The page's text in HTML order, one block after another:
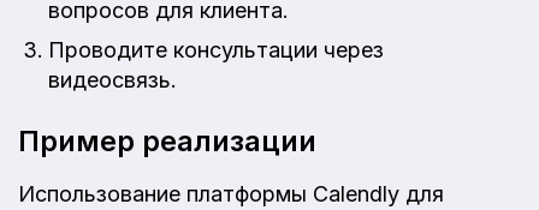
вопросов для клиента.
Проводите консультации через
видеосвязь.
Пример реализации
Использование платформы Calendly для